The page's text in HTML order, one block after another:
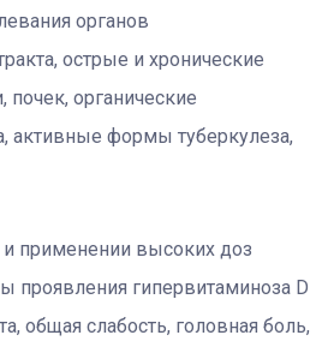
органов
острые и хронические
почек, органические
активные формы туберкулеза,
применении высоких доз
проявления гипервитаминоза D
общая слабость, головная боль,